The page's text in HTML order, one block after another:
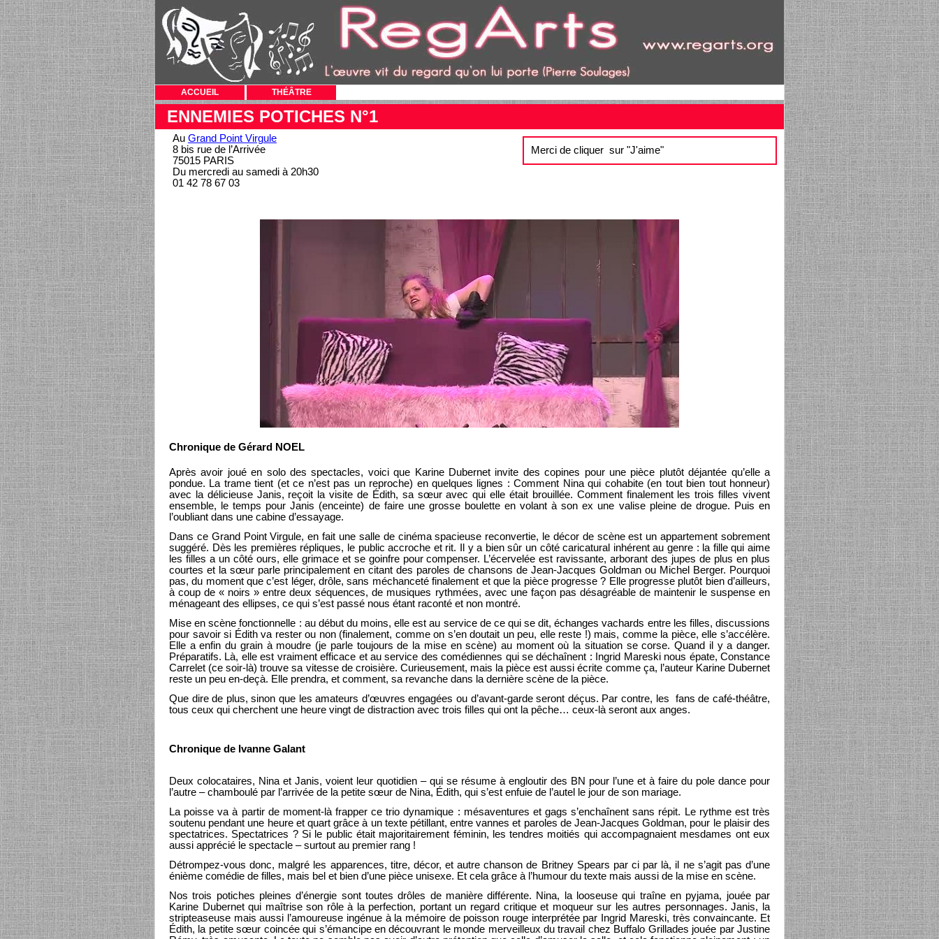
ACCUEIL THÉÂTRE
ENNEMIES POTICHES N°1
Au Grand Point Virgule
8 bis rue de l’Arrivée
75015 PARIS
Du mercredi au samedi à 20h30
01 42 78 67 03
Merci de cliquer sur "J'aime"
Chronique de Gérard NOEL
Après avoir joué en solo des spectacles, voici que Karine Dubernet invite des copines pour une pièce plutôt déjantée qu’elle a
pondue. La trame tient (et ce n’est pas un reproche) en quelques lignes : Comment Nina qui cohabite (en tout bien tout honneur)
avec la délicieuse Janis, reçoit la visite de Édith, sa sœur avec qui elle était brouillée. Comment finalement les trois filles vivent
ensemble, le temps pour Janis (enceinte) de faire une grosse boulette en volant à son ex une valise pleine de drogue. Puis en
l’oubliant dans une cabine d’essayage.
Dans ce Grand Point Virgule, en fait une salle de cinéma spacieuse reconvertie, le décor de scène est un appartement sobrement
suggéré. Dès les premières répliques, le public accroche et rit. Il y a bien sûr un côté caricatural inhérent au genre : la fille qui aime
les filles a un côté ours, elle grimace et se goinfre pour compenser. L’écervelée est ravissante, arborant des jupes de plus en plus
courtes et la sœur parle principalement en citant des paroles de chansons de Jean-Jacques Goldman ou Michel Berger. Pourquoi
pas, du moment que c’est léger, drôle, sans méchanceté finalement et que la pièce progresse ? Elle progresse plutôt bien d’ailleurs,
à coup de « noirs » entre deux séquences, de musiques rythmées, avec une façon pas désagréable de maintenir le suspense en
ménageant des ellipses, ce qui s’est passé nous étant raconté et non montré.
Mise en scène fonctionnelle : au début du moins, elle est au service de ce qui se dit, échanges vachards entre les filles, discussions
pour savoir si Édith va rester ou non (finalement, comme on s’en doutait un peu, elle reste !) mais, comme la pièce, elle s’accélère.
Elle a enfin du grain à moudre (je parle toujours de la mise en scène) au moment où la situation se corse. Quand il y a danger.
Préparatifs. Là, elle est vraiment efficace et au service des comédiennes qui se déchaînent : Ingrid Mareski nous épate, Constance
Carrelet (ce soir-là) trouve sa vitesse de croisière. Curieusement, mais la pièce est aussi écrite comme ça, l’auteur Karine Dubernet
reste un peu en-deçà. Elle prendra, et comment, sa revanche dans la dernière scène de la pièce.
Que dire de plus, sinon que les amateurs d’œuvres engagées ou d’avant-garde seront déçus. Par contre, les fans de café-théâtre,
tous ceux qui cherchent une heure vingt de distraction avec trois filles qui ont la pêche… ceux-là seront aux anges.
Chronique de Ivanne Galant
Deux colocataires, Nina et Janis, voient leur quotidien – qui se résume à engloutir des BN pour l’une et à faire du pole dance pour
l’autre – chamboulé par l’arrivée de la petite sœur de Nina, Édith, qui s’est enfuie de l’autel le jour de son mariage.
La poisse va à partir de moment-là frapper ce trio dynamique : mésaventures et gags s’enchaînent sans répit. Le rythme est très
soutenu pendant une heure et quart grâce à un texte pétillant, entre vannes et paroles de Jean-Jacques Goldman, pour le plaisir des
spectatrices. Spectatrices ? Si le public était majoritairement féminin, les tendres moitiés qui accompagnaient mesdames ont eux
aussi apprécié le spectacle – surtout au premier rang !
Détrompez-vous donc, malgré les apparences, titre, décor, et autre chanson de Britney Spears par ci par là, il ne s’agit pas d’une
énième comédie de filles, mais bel et bien d’une pièce unisexe. Et cela grâce à l’humour du texte mais aussi de la mise en scène.
Nos trois potiches pleines d’énergie sont toutes drôles de manière différente. Nina, la looseuse qui traîne en pyjama, jouée par
Karine Dubernet qui maîtrise son rôle à la perfection, portant un regard critique et moqueur sur les autres personnages. Janis, la
stripteaseuse mais aussi l’amoureuse ingénue à la mémoire de poisson rouge interprétée par Ingrid Mareski, très convaincante. Et
Édith, la petite sœur coincée qui s’émancipe en découvrant le monde merveilleux du travail chez Buffalo Grillades jouée par Justine